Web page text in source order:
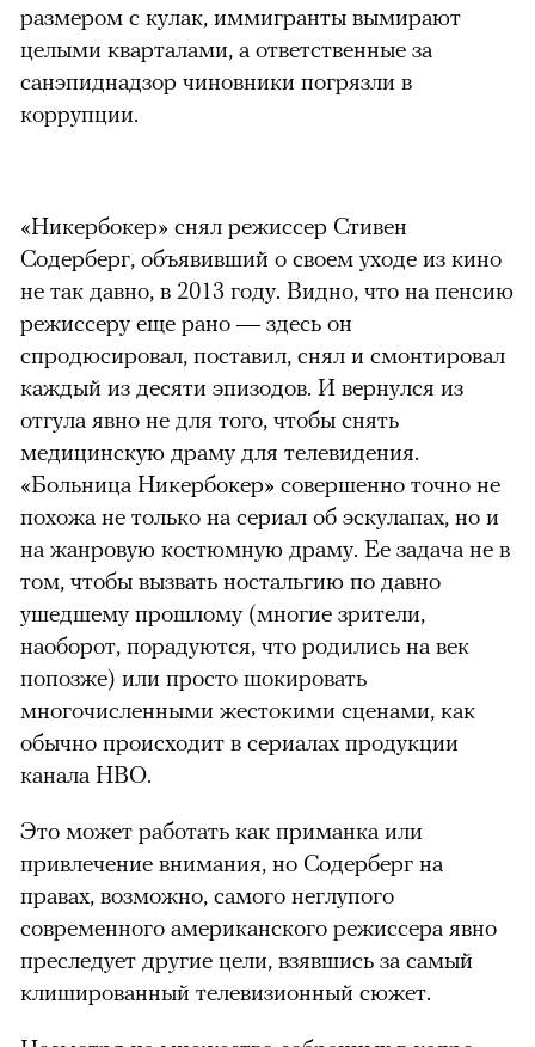
размером с кулак, иммигранты вымирают
целыми кварталами, а ответственные за
санэпиднадзор чиновники погрязли в
коррупции.
«Никербокер» снял режиссер Стивен
Содерберг, объявивший о своем уходе из кино
не так давно, в 2013 году. Видно, что на пенсию
режиссеру еще рано — здесь он
спродюсировал, поставил, снял и смонтировал
каждый из десяти эпизодов. И вернулся из
отгула явно не для того, чтобы снять
медицинскую драму для телевидения.
«Больница Никербокер» совершенно точно не
похожа не только на сериал об эскулапах, но и
на жанровую костюмную драму. Ее задача не в
том, чтобы вызвать ностальгию по давно
ушедшему прошлому (многие зрители,
наоборот, порадуются, что родились на век
попозже) или просто шокировать
многочисленными жестокими сценами, как
обычно происходит в сериалах продукции
канала HBO.
Это может работать как приманка или
привлечение внимания, но Содерберг на
правах, возможно, самого неглупого
современного американского режиссера явно
преследует другие цели, взявшись за самый
клишированный телевизионный сюжет.